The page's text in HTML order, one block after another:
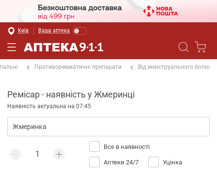
Київ Ваша аптека
Противоревматичні препарати Від менструального болю
Ремісар - наявність у Жмеринці
Наявність актуальна на 07:45
Все в наявності
Аптеки 24/7 Уцінка